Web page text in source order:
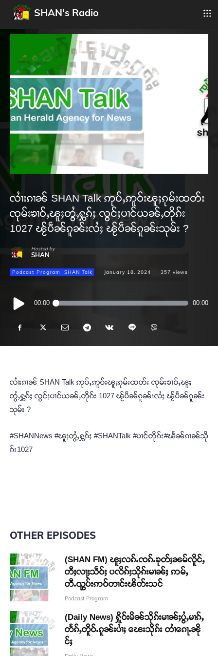
SHAN's Radio
လၢႆးၵၢၼ် SHAN Talk ဢုပ်ႇဢူဝ်းၽူႈၵုမ်းထတ်း
ၸုမ်းၶၢဝ်ႇၽူႈတွႆႇႁွၵ်ႈ လွင်ႈပၢင်ယၼ်ႇတိုၵ်း
1027 ၽႂ်ပဵၼ်ၵူၼ်းလႆႈ ၽႂ်ပဵၼ်ၵူၼ်းသုမ်း ?
Hosted by
SHAN
Podcast Program SHAN Talk January 18, 2024 357 views
Audio
Player
00:00 00:00
လၢႆးၵၢၼ် SHAN Talk ဢုပ်ႇဢူဝ်းၽူႈၵုမ်းထတ်း ၸုမ်းၶၢဝ်ႇၽူႈ
တွႆႇႁွၵ်ႈ လွင်ႈပၢင်ယၼ်ႇတိုၵ်း 1027 ၽႂ်ပဵၼ်ၵူၼ်းလႆႈ ၽႂ်ပဵၼ်ၵူၼ်း
သုမ်း ?
#SHANNews #ၽူႈတွႆႇႁွၵ်ႈ #SHANTalk #ပၢင်တိုၵ်း#ၽႅၼ်ၵၢၼ်သို
ၵ်း1027
OTHER EPISODES
(SHAN FM) ၽူႈလၵ်ႉၸၵ်ႉၶုတ်ႈၼမ်လိူင်ႇ
တီႈလႃႈသဵဝ်ႈ ပလိၵ်ႈသိုၵ်းမၢၼ်ႈ ဢမ်ႇ
တီႉၺွပ်းဢဝ်တၢင်းၽိတ်းသင်
Podcast Program
(Daily News) ႁိူဝ်းမိၼ်သိုၵ်းမၢၼ်ႈပွႆႇမၢၵ်ႇ
တႅၵ်ႇတိူဝ်ႉၵူၼ်းပၢႆႈ ၽေးသိုၵ်း တၢႆၵေႃႉၼို
င်ႈ